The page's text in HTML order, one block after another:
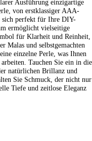
Ausführung einzigartige
von erstklassiger AAA-
sich perfekt für Ihre DIY-
ermöglicht vielseitige
für Klarheit und Reinheit,
und selbstgemachten
einzelne Perle, was Ihnen
Tauchen Sie ein in die
natürlichen Brillanz und
Sie Schmuck, der nicht nur
Tiefe und zeitlose Eleganz